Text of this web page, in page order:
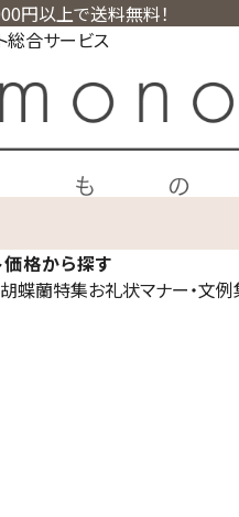
円以上で送料無料！
総合サービス
価格から探す
胡蝶蘭特集お礼状マナー・文